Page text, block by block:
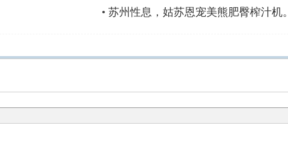
• 苏州性息，姑苏恩宠美熊肥臀榨汁机。